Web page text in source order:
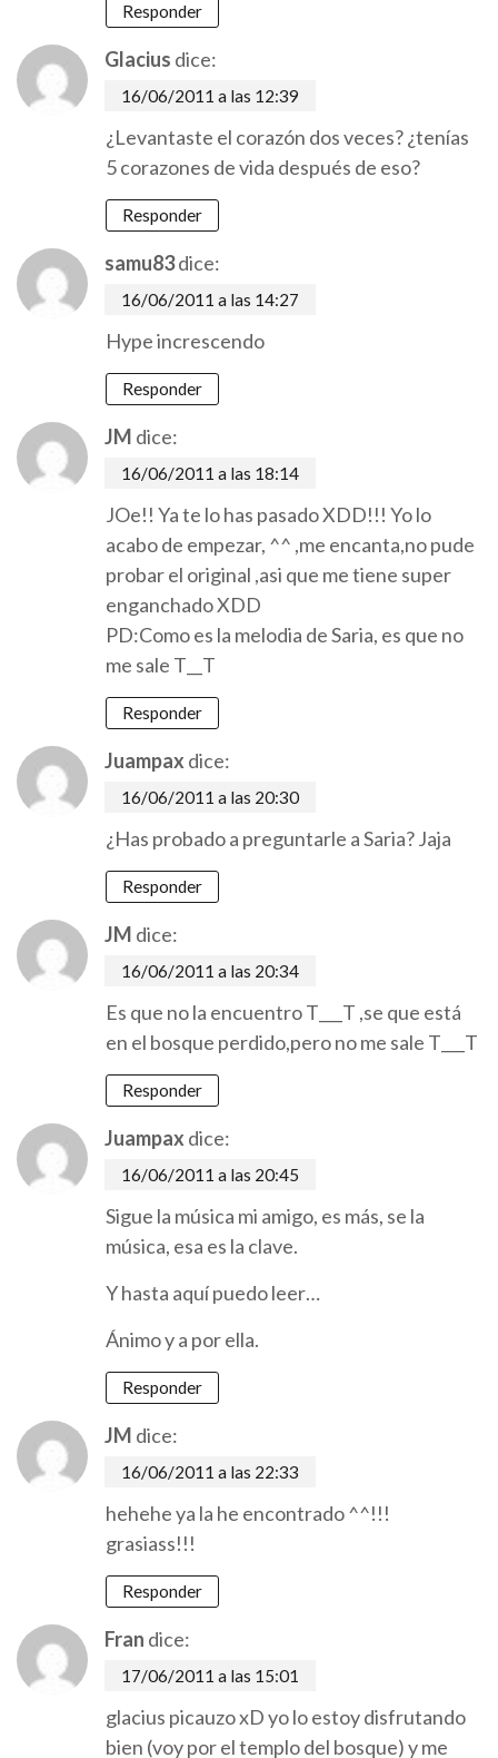
Responder
Glacius dice:
16/06/2011 a las 12:39
¿Levantaste el corazón dos veces? ¿tenías
5 corazones de vida después de eso?
Responder
samu83dice:
16/06/2011 a las 14:27
Hype increscendo
Responder
JM dice:
16/06/2011 a las 18:14
JOe!! Ya te lo has pasado XDD!!! Yo lo
acabo de empezar, ^^ ,me encanta,no pude
probar el original ,asi que me tiene super
enganchado XDD
PD:Como es la melodia de Saria, es que no
me sale T__T
Responder
Juampax dice:
16/06/2011 a las 20:30
¿Has probado a preguntarle a Saria? Jaja
Responder
JM dice:
16/06/2011 a las 20:34
Es que no la encuentro T___T ,se que está
en el bosque perdido,pero no me sale T___T
Responder
Juampax dice:
16/06/2011 a las 20:45
Sigue la música mi amigo, es más, se la
música, esa es la clave.
Y hasta aquí puedo leer…
Ánimo y a por ella.
Responder
JM dice:
16/06/2011 a las 22:33
hehehe ya la he encontrado ^^!!!
grasiass!!!
Responder
Fran dice:
17/06/2011 a las 15:01
glacius picauzo xD yo lo estoy disfrutando
bien (voy por el templo del bosque) y me